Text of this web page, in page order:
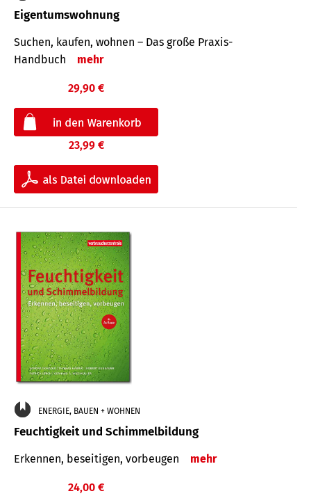
Eigentumswohnung
Suchen, kaufen, wohnen – Das große Praxis-
Handbuch
mehr
29,90 €
23,99 €
ENERGIE, BAUEN + WOHNEN
Feuchtigkeit und Schimmelbildung
Erkennen, beseitigen, vorbeugen mehr
24,00 €